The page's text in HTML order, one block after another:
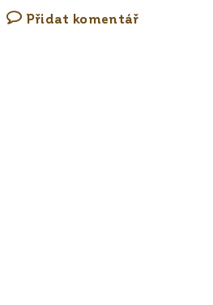
Přidat komentář